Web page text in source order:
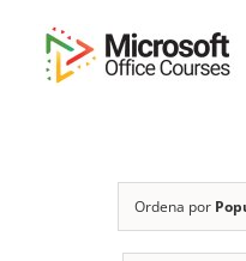
contenido
Ordena por